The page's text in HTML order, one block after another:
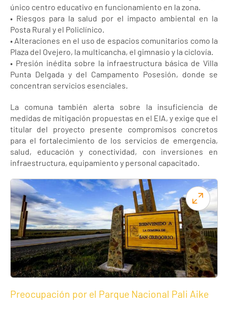
único centro educativo en funcionamiento en la zona.
• Riesgos para la salud por el impacto ambiental en la
Posta Rural y el Policlínico.
• Alteraciones en el uso de espacios comunitarios como la
Plaza del Ovejero, la multicancha, el gimnasio y la ciclovía.
• Presión inédita sobre la infraestructura básica de Villa
Punta Delgada y del Campamento Posesión, donde se
concentran servicios esenciales.
La comuna también alerta sobre la insuficiencia de
medidas de mitigación propuestas en el EIA, y exige que el
titular del proyecto presente compromisos concretos
para el fortalecimiento de los servicios de emergencia,
salud, educación y conectividad, con inversiones en
infraestructura, equipamiento y personal capacitado.
Preocupación por el Parque Nacional Pali Aike